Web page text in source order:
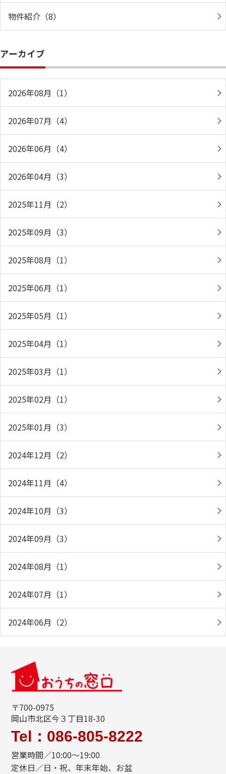
物件紹介（8）
アーカイブ
2026年08月（1）
2026年07月（4）
2026年06月（4）
2026年04月（3）
2025年11月（2）
2025年09月（3）
2025年08月（1）
2025年06月（1）
2025年05月（1）
2025年04月（1）
2025年03月（1）
2025年02月（1）
2025年01月（3）
2024年12月（2）
2024年11月（4）
2024年10月（3）
2024年09月（3）
2024年08月（1）
2024年07月（1）
2024年06月（2）
〒700-0975
岡山市北区今３丁目18-30
Tel：086-805-8222
営業時間／10:00～19:00
定休日／日・祝、年末年始、お盆